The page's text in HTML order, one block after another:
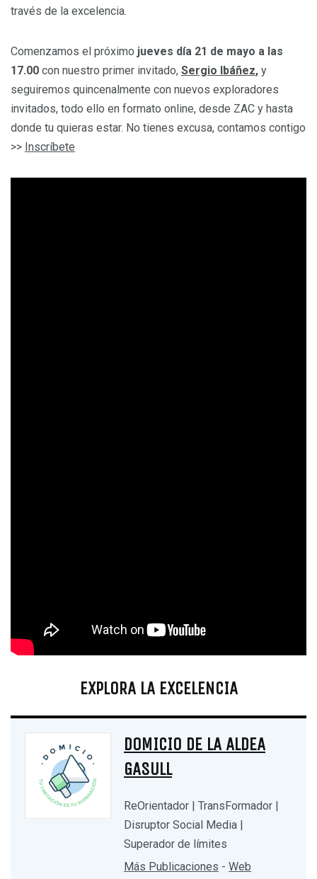
través de la excelencia.
Comenzamos el próximo jueves día 21 de mayo a las
17.00 con nuestro primer invitado, Sergio Ibáñez, y
seguiremos quincenalmente con nuevos exploradores
invitados, todo ello en formato online, desde ZAC y hasta
donde tu quieras estar. No tienes excusa, contamos contigo
>> Inscríbete
EXPLORA LA EXCELENCIA
DOMICIO DE LA ALDEA
GASULL
ReOrientador | TransFormador |
Disruptor Social Media |
Superador de límites
Más Publicaciones - Web